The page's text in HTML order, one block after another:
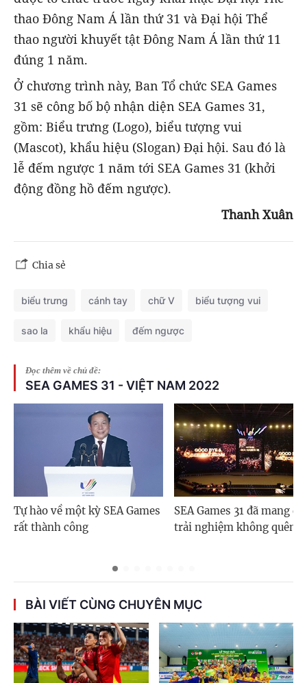
thao Đông Nam Á lần thứ 31 và Đại hội Thể
thao người khuyết tật Đông Nam Á lần thứ 11
đúng 1 năm.
Ở chương trình này, Ban Tổ chức SEA Games
31 sẽ công bố bộ nhận diện SEA Games 31,
gồm: Biểu trưng (Logo), biểu tượng vui
(Mascot), khẩu hiệu (Slogan) Đại hội. Sau đó là
lễ đếm ngược 1 năm tới SEA Games 31 (khởi
động đồng hồ đếm ngược).
Thanh Xuân
Chia sẻ
biểu trưng cánh tay chữ V biểu tượng vui
sao la khẩu hiệu đếm ngược
Đọc thêm về chủ đề:
SEA GAMES 31 - VIỆT NAM 2022
Tự hào về một kỳ SEA Games
rất thành công
SEA Games 31 đã mang
trải nghiệm không quên
BÀI VIẾT CÙNG CHUYÊN MỤC